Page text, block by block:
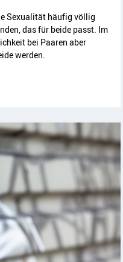
Sexualität häufig völlig
das für beide passt. Im
bei Paaren aber
werden.